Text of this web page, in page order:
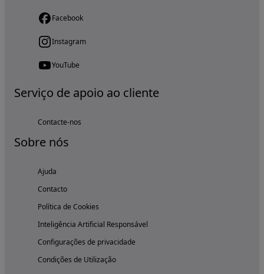
Facebook
Instagram
YouTube
Serviço de apoio ao cliente
Contacte-nos
Sobre nós
Ajuda
Contacto
Política de Cookies
Inteligência Artificial Responsável
Configurações de privacidade
Condições de Utilização